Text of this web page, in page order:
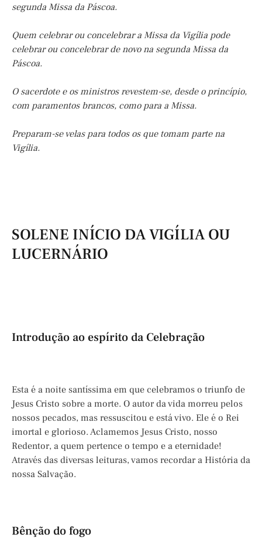
segunda Missa da Páscoa.
Quem celebrar ou concelebrar a Missa da Vigília pode
celebrar ou concelebrar de novo na segunda Missa da
Páscoa.
O sacerdote e os ministros revestem-se, desde o princípio,
com paramentos brancos, como para a Missa.
Preparam-se velas para todos os que tomam parte na
Vigília.
SOLENE INÍCIO DA VIGÍLIA OU
LUCERNÁRIO
Introdução ao espírito da Celebração
Esta é a noite santíssima em que celebramos o triunfo de
Jesus Cristo sobre a morte. O autor da vida morreu pelos
nossos pecados, mas ressuscitou e está vivo. Ele é o Rei
imortal e glorioso. Aclamemos Jesus Cristo, nosso
Redentor, a quem pertence o tempo e a eternidade!
Através das diversas leituras, vamos recordar a História da
nossa Salvação.
Bênção do fogo